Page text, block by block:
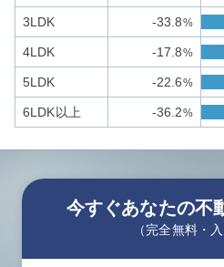
3LDK -33.8%
4LDK -17.8%
5LDK -22.6%
6LDK以上 -36.2%
今すぐあなたの不
（完全無料・